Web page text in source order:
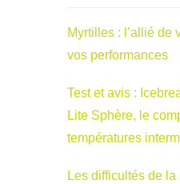
Myrtilles : l’allié de
vos performances
Test et avis :
Lite Sphère, le
températures
Les difficultés de